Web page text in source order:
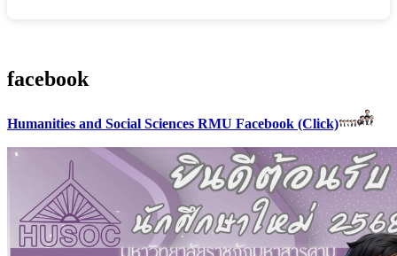
facebook
Humanities and Social Sciences RMU Facebook (Click)